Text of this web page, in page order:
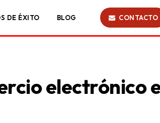
DE ÉXITO BLOG CONTACTO
electrónico